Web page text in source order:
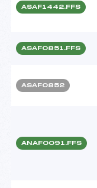
ASAF1442.FFS
ASAF0851.FFS
ASAF0852
ANAF0091.FFS